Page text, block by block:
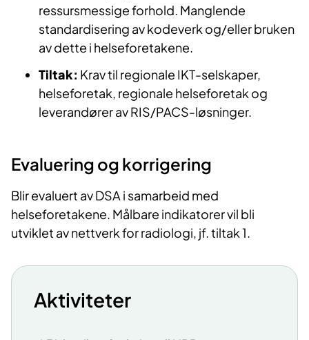
ressursmessige forhold. Manglende
standardisering av kodeverk og/eller bruken
av dette i helseforetakene.
Tiltak: Krav til regionale IKT-selskaper,
helseforetak, regionale helseforetak og
leverandører av RIS/PACS-løsninger.
Evaluering og korrigering
Blir evaluert av DSA i samarbeid med
helseforetakene. Målbare indikatorer vil bli
utviklet av nettverk for radiologi, jf. tiltak 1.
Aktiviteter